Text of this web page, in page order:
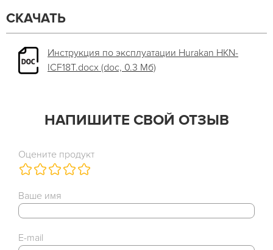
СКАЧАТЬ
Инструкция по эксплуатации Hurakan HKN-
ICF18T.docx (doc, 0.3 Мб)
НАПИШИТЕ СВОЙ ОТЗЫВ
Оцените продукт
Ваше имя
E-mail